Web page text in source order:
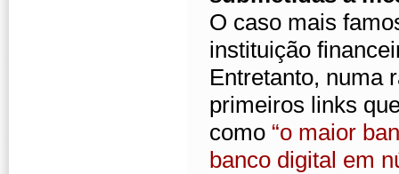
O caso mais
instituição
Entretanto, numa
primeiros links
como “o maior
banco digital em